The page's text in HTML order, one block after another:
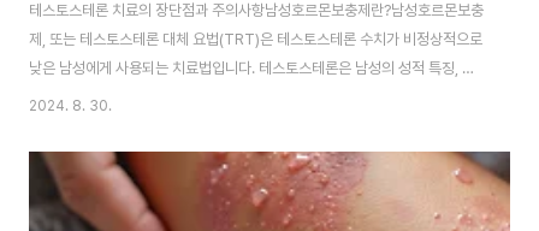
테스토스테론 치료의 장단점과 주의사항남성호르몬보충제란?남성호르몬보충
제, 또는 테스토스테론 대체 요법(TRT)은 테스토스테론 수치가 비정상적으로
낮은 남성에게 사용되는 치료법입니다. 테스토스테론은 남성의 성적 특징, 근
육량, 골밀도, 적혈구 생성 등에 중요한 역할을 하는 호르몬입니다.미국 비뇨기
약 2%가 테스토스테론 결핍을 경험합니다.남성호르몬보충제의 형태주사제:
1-2주 간격으로 근육 주사겔 형태: 매일 피부에 바르는 형태패치: 피부에 붙이
는 패치 형태알약: 구강으로 복용하는 형태각 형태는 장단점이 있으며, 의사와
2024. 8. 30.